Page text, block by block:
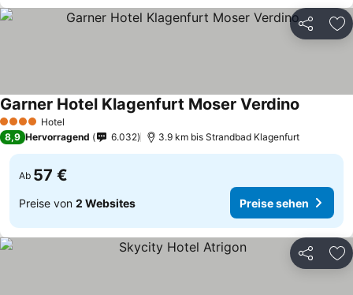
Teilen
4 Sterne Hotel
Garner Hotel Klagenfurt Moser Verdino
8,9 Hervorragend 6.032 3.9 km bis Strandbad Klagenfurt
Ab 57 €
Preise von 2 Websites Preise sehen
Teilen